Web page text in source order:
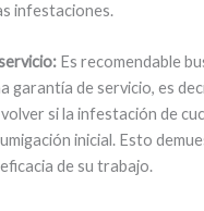
infestaciones.
Es recomendable
garantía de servicio, es
si la infestación de
inicial. Esto
de su trabajo.